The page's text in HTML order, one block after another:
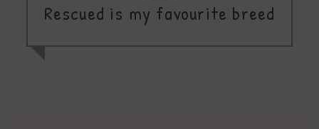
Rescued is my favourite breed